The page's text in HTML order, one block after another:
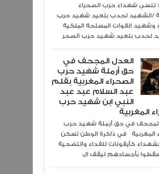
/الشهيد لحدب بلعيد شهيد حرب
وشهيد القوات المسلحة الملكية
العدل المجحف في
حق أرملة شهيد حرب
الصحراء المغربية بقلم
عبد السلام عبد عبد
النبي ابن شهيد حرب
المغربية
المغربية في ذاكرة الوطن تسكن
كأيقونات للفداء والتضحية